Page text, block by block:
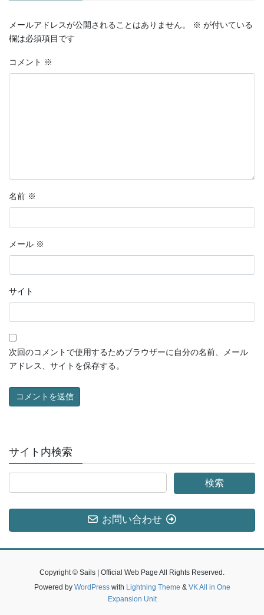
メールアドレスが公開されることはありません。 ※ が付いている
欄は必須項目です
コメント ※
名前 ※
メール ※
サイト
次回のコメントで使用するためブラウザーに自分の名前、メール
アドレス、サイトを保存する。
サイト内検索
お問い合わせ
Copyright © Sails | Official Web Page All Rights Reserved.
Powered by WordPresswith Lightning Theme & VK All in One
Expansion Unit